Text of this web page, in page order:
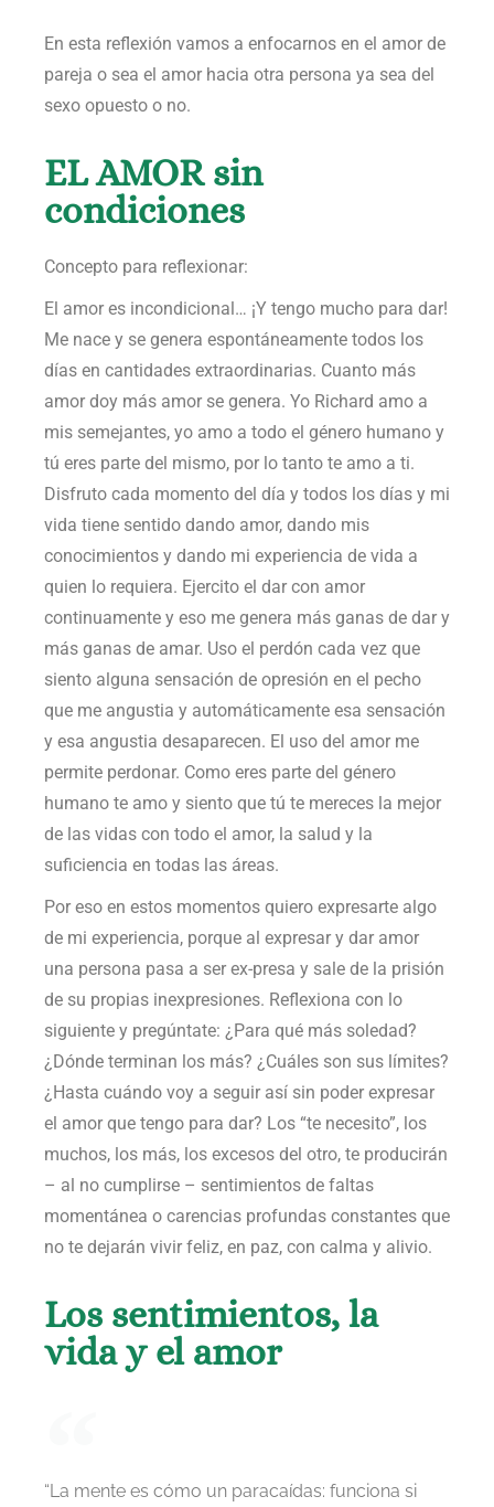
En esta reflexión vamos a enfocarnos en el amor de
pareja o sea el amor hacia otra persona ya sea del
sexo opuesto o no.
EL AMOR sin
condiciones
Concepto para reflexionar:
El amor es incondicional… ¡Y tengo mucho para dar!
Me nace y se genera espontáneamente todos los
días en cantidades extraordinarias. Cuanto más
amor doy más amor se genera. Yo Richard amo a
mis semejantes, yo amo a todo el género humano y
tú eres parte del mismo, por lo tanto te amo a ti.
Disfruto cada momento del día y todos los días y mi
vida tiene sentido dando amor, dando mis
conocimientos y dando mi experiencia de vida a
quien lo requiera. Ejercito el dar con amor
continuamente y eso me genera más ganas de dar y
más ganas de amar. Uso el perdón cada vez que
siento alguna sensación de opresión en el pecho
que me angustia y automáticamente esa sensación
y esa angustia desaparecen. El uso del amor me
permite perdonar. Como eres parte del género
humano te amo y siento que tú te mereces la mejor
de las vidas con todo el amor, la salud y la
suficiencia en todas las áreas.
Por eso en estos momentos quiero expresarte algo
de mi experiencia, porque al expresar y dar amor
una persona pasa a ser ex-presa y sale de la prisión
de su propias inexpresiones. Reflexiona con lo
siguiente y pregúntate: ¿Para qué más soledad?
¿Dónde terminan los más? ¿Cuáles son sus límites?
¿Hasta cuándo voy a seguir así sin poder expresar
el amor que tengo para dar? Los “te necesito”, los
muchos, los más, los excesos del otro, te producirán
– al no cumplirse – sentimientos de faltas
momentánea o carencias profundas constantes que
no te dejarán vivir feliz, en paz, con calma y alivio.
Los sentimientos, la
vida y el amor
“La mente es cómo un paracaídas: funciona si